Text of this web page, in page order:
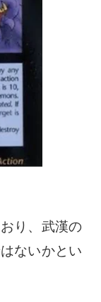
り、武漢の
ないかとい